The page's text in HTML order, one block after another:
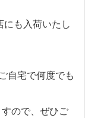
にも入荷いたし
自宅で何度でも
ので、ぜひご